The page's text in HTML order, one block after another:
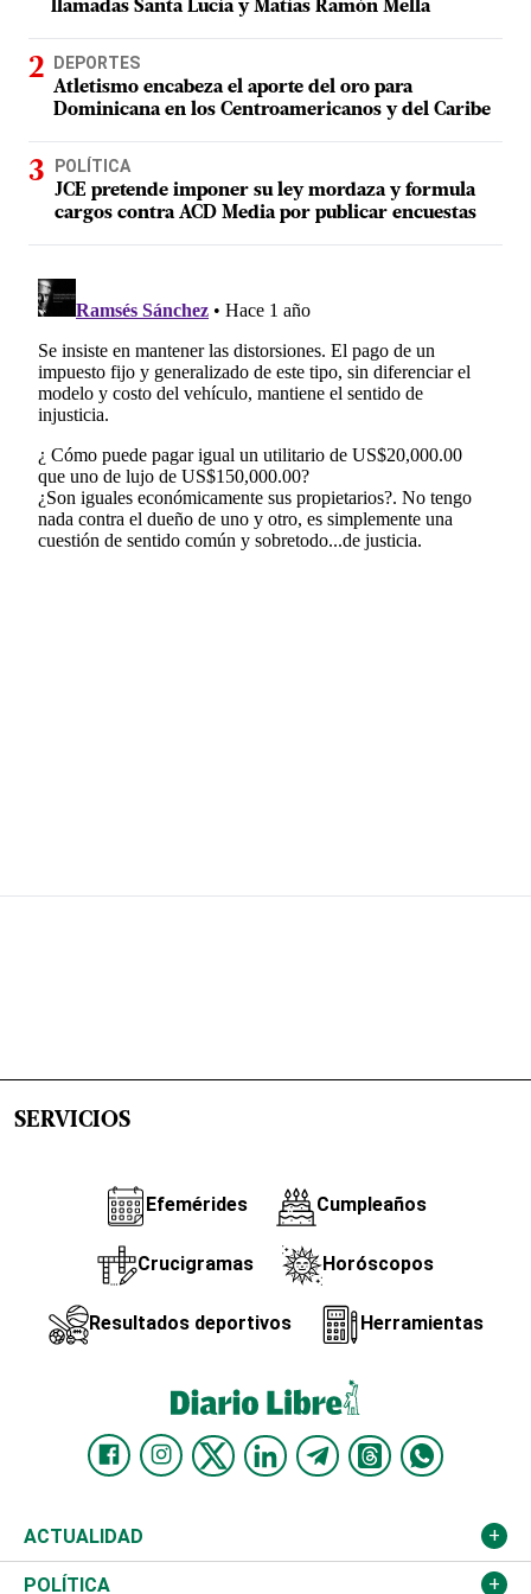
llamadas Santa Lucía y Matías Ramón Mella
DEPORTES
Atletismo encabeza el aporte del oro para
Dominicana en los Centroamericanos y del Caribe
POLÍTICA
JCE pretende imponer su ley mordaza y formula
cargos contra ACD Media por publicar encuestas
SERVICIOS
Efemérides Cumpleaños
Crucigramas Horóscopos
Resultados deportivos Herramientas
ACTUALIDAD
Nacional
POLÍTICA